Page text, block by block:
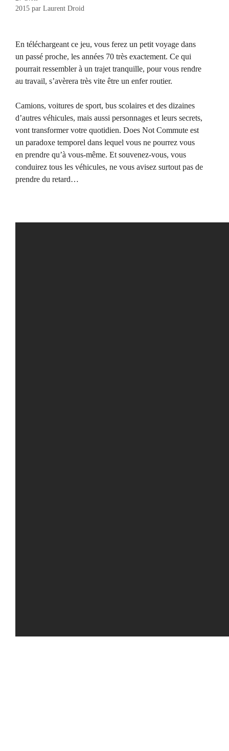
2015 par Laurent Droid
En téléchargeant ce jeu, vous ferez un petit voyage dans
un passé proche, les années 70 très exactement. Ce qui
pourrait ressembler à un trajet tranquille, pour vous rendre
au travail, s’avèrera très vite être un enfer routier.
Camions, voitures de sport, bus scolaires et des dizaines
d’autres véhicules, mais aussi personnages et leurs secrets,
vont transformer votre quotidien. Does Not Commute est
un paradoxe temporel dans lequel vous ne pourrez vous
en prendre qu’à vous-même. Et souvenez-vous, vous
conduirez tous les véhicules, ne vous avisez surtout pas de
prendre du retard…